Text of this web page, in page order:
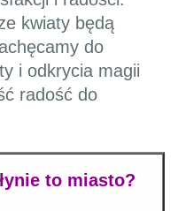
kwiaty będą
do
i odkrycia magii
radość do
to miasto?